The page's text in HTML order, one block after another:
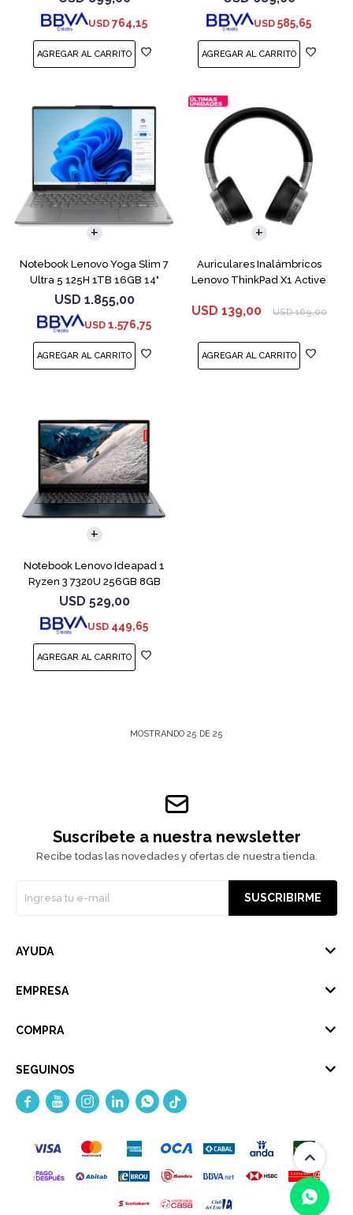
USD 764,15 USD 585,65
Notebook Lenovo Yoga Slim 7
Ultra 5 125H 1TB 16GB 14"
Gray
USD 1.855,00
USD 1.576,75
COMPARAR
Auriculares Inalámbricos
Lenovo ThinkPad X1 Active
USD 139,00 USD 169,00
Notebook Lenovo Ideapad 1
Ryzen 3 7320U 256GB 8GB
Blue 15.6"
USD 529,00
USD 449,65
MOSTRANDO 25 DE 25
Suscríbete a nuestra newsletter
Recibe todas las novedades y ofertas de nuestra tienda.
SUSCRIBIRME
AYUDA
EMPRESA
COMPRA
SEGUINOS
    